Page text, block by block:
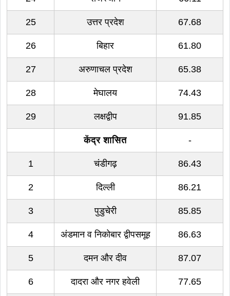
25 उत्तर प्रदेश 67.68
26 बिहार 61.80
27 अरुणाचल प्रदेश 65.38
28 मेघालय 74.43
29 लक्षद्वीप 91.85
केंद्र शासित -
1 चंडीगढ़ 86.43
2 दिल्ली 86.21
3 पुडुचेरी 85.85
4 अंडमान व निकोबार द्वीपसमूह 86.63
5 दमन और दीव 87.07
6 दादरा और नगर हवेली 77.65